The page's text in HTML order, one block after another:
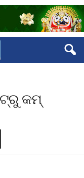
କମ୍‍